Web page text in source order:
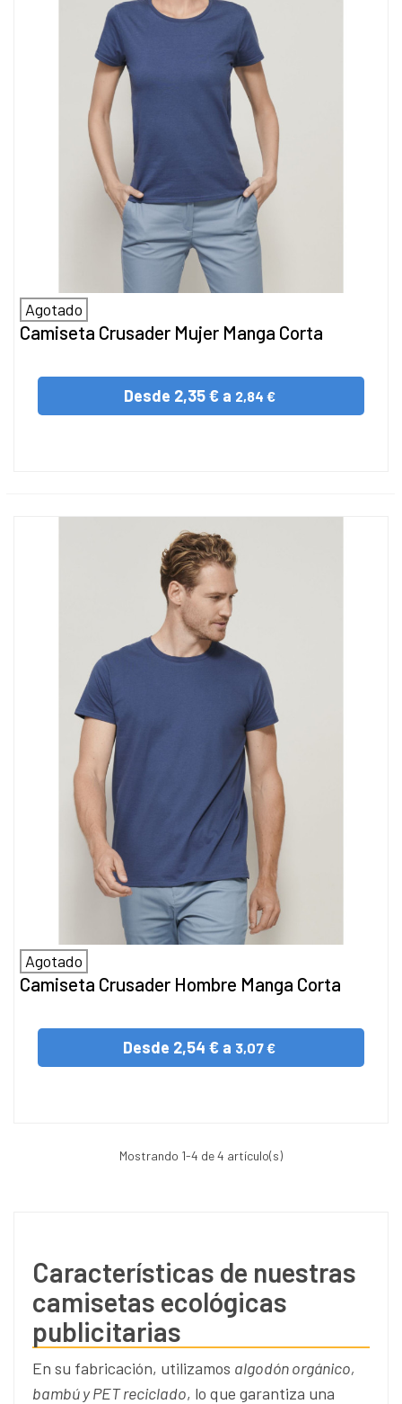
Agotado
Camiseta Crusader Mujer Manga Corta
Desde 2,35 € a 2,84 €
Agotado
Camiseta Crusader Hombre Manga Corta
Desde 2,54 € a 3,07 €
Mostrando 1-4 de 4 artículo(s)
Características de nuestras
camisetas ecológicas
publicitarias
En su fabricación, utilizamos algodón orgánico,
bambú y PET reciclado, lo que garantiza una